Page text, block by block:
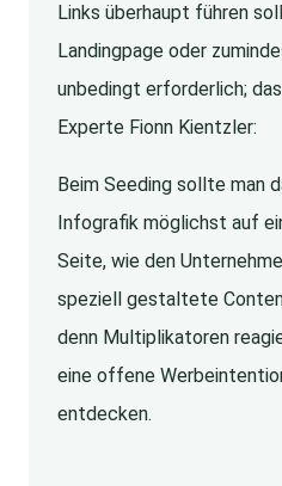
Links überhaupt führen
Landingpage oder
unbedingt erforderlich;
Experte Fionn Kientzler:
Beim Seeding sollte man
Infografik möglichst auf
Seite, wie den
speziell gestaltete
denn Multiplikatoren
eine offene
entdecken.